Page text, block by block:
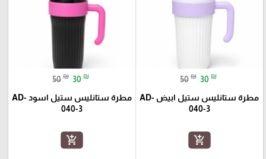
50 ₪ 30 ₪
مطرة ستانليس ستيل ابيض AD-
040-3
add_shopping_cart
50 ₪ 30 ₪
مطرة ستانليس ستيل اسود AD-
040-3
add_shopping_cart